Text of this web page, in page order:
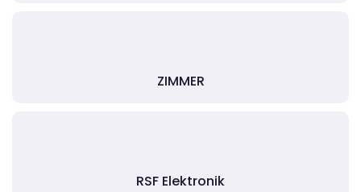
ZIMMER
RSF Elektronik